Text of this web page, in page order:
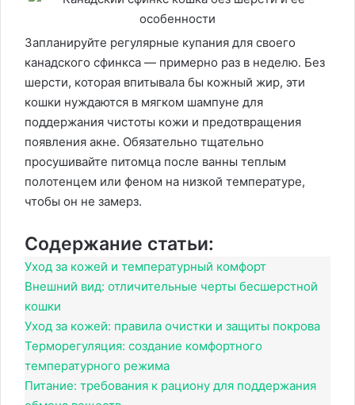
Запланируйте регулярные купания для своего
канадского сфинкса — примерно раз в неделю. Без
шерсти, которая впитывала бы кожный жир, эти
кошки нуждаются в мягком шампуне для
поддержания чистоты кожи и предотвращения
появления акне. Обязательно тщательно
просушивайте питомца после ванны теплым
полотенцем или феном на низкой температуре,
чтобы он не замерз.
Содержание статьи:
Уход за кожей и температурный комфорт
Внешний вид: отличительные черты бесшерстной
кошки
Уход за кожей: правила очистки и защиты покрова
Терморегуляция: создание комфортного
температурного режима
Питание: требования к рациону для поддержания